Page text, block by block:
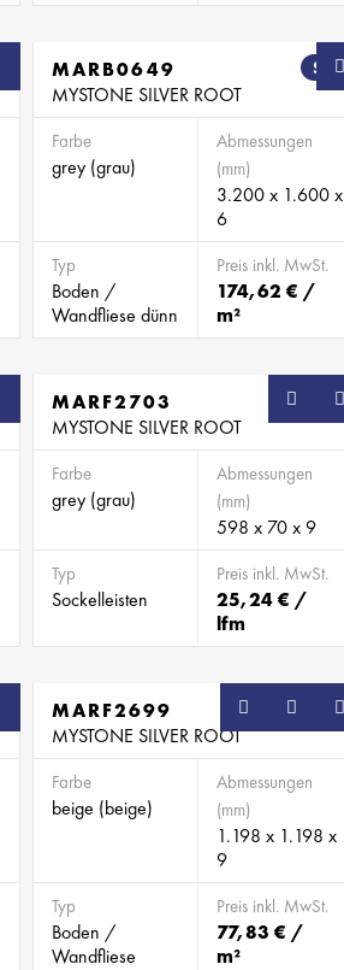
SB
MARB0649
MYSTONE SILVER ROOT
Farbe
grey (grau)
Abmessungen
(mm)
3.200 x 1.600 x
6
Typ
Boden /
Wandfliese dünn
Preis inkl. MwSt.
174,62 € /
m²
MARF2703
MYSTONE SILVER ROOT
Farbe
grey (grau)
Abmessungen
(mm)
598 x 70 x 9
Typ
Sockelleisten
Preis inkl. MwSt.
25,24 € /
lfm
MARF2699
MYSTONE SILVER ROOT
Farbe
beige (beige)
Abmessungen
(mm)
1.198 x 1.198 x
9
Typ
Boden /
Wandfliese
Preis inkl. MwSt.
77,83 € /
m²